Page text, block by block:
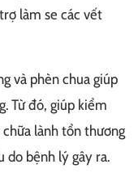
làm se các vết
và phèn chua giúp
Từ đó, giúp kiểm
lành tổn thương
do bệnh lý gây ra.